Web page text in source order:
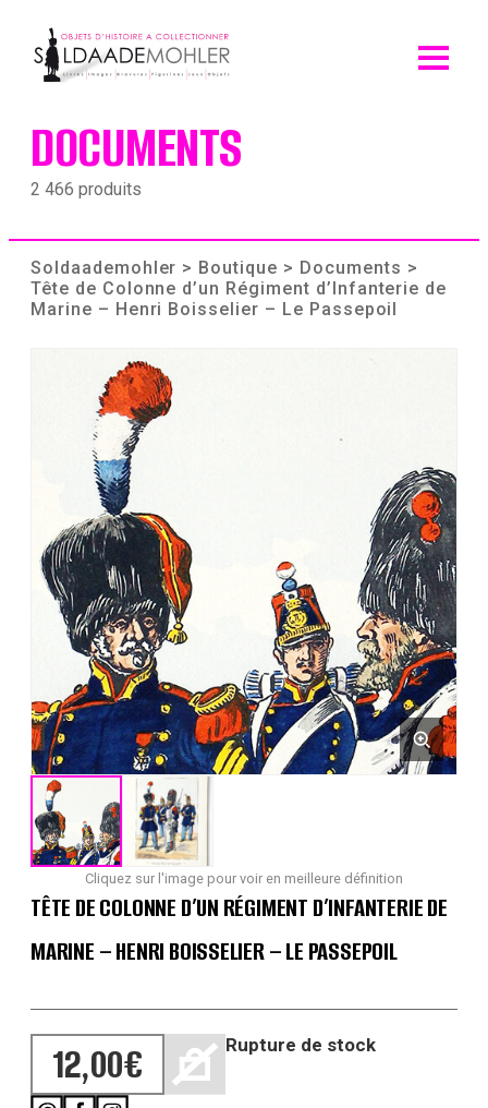
content
DOCUMENTS
2 466 produits
Soldaademohler > Boutique > Documents >
Tête de Colonne d’un Régiment d’Infanterie de
Marine – Henri Boisselier – Le Passepoil
Cliquez sur l'image pour voir en meilleure définition
TÊTE DE COLONNE D’UN RÉGIMENT D’INFANTERIE DE
MARINE – HENRI BOISSELIER – LE PASSEPOIL
12,00€ Rupture de stock